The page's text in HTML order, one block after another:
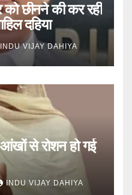
को छीनने की कर रही
दहिया
INDU VIJAY DAHIYA
आंखों से रोशन हो गई
INDU VIJAY DAHIYA